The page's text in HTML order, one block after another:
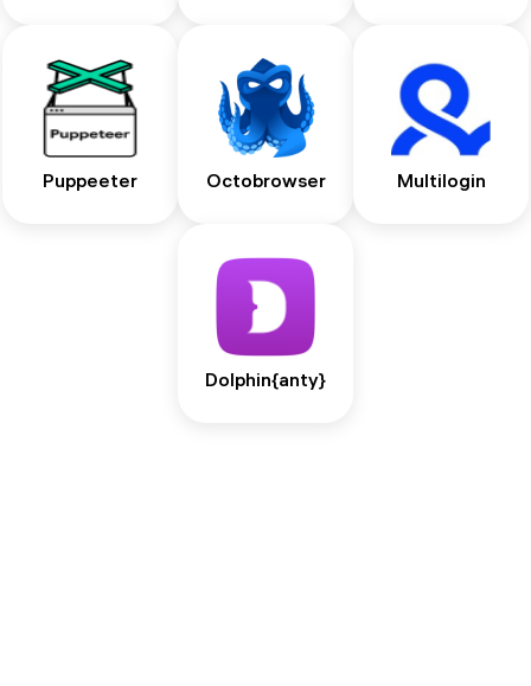
Puppeeter Octobrowser Multilogin
Dolphin{anty}